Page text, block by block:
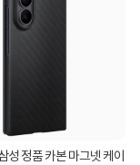
성 정품 카본 마그넷 케이